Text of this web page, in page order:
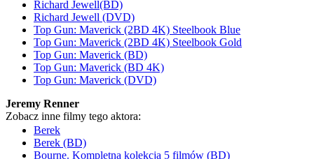
Richard Jewell(BD)
Richard Jewell (DVD)
Top Gun: Maverick (2BD 4K) Steelbook Blue
Top Gun: Maverick (2BD 4K) Steelbook Gold
Top Gun: Maverick (BD)
Top Gun: Maverick (BD 4K)
Top Gun: Maverick (DVD)
Jeremy Renner
Zobacz inne filmy tego aktora:
Berek
Berek (BD)
Bourne. Kompletna kolekcja 5 filmów (BD)